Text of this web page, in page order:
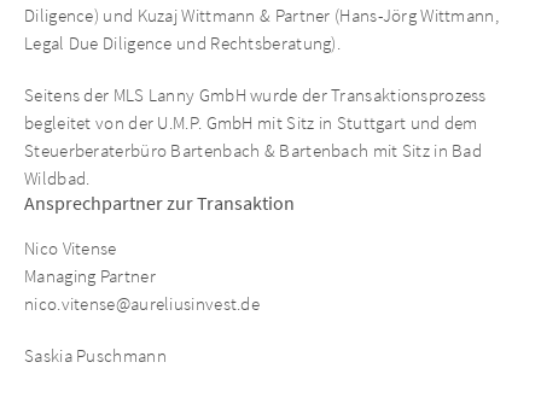
Diligence) und Kuzaj Wittmann & Partner (Hans-Jörg Wittmann,
Legal Due Diligence und Rechtsberatung).
Seitens der MLS Lanny GmbH wurde der Transaktionsprozess
begleitet von der U.M.P. GmbH mit Sitz in Stuttgart und dem
Steuerberaterbüro Bartenbach & Bartenbach mit Sitz in Bad
Wildbad.
Ansprechpartner zur Transaktion
Nico Vitense
Managing Partner
nico.vitense@aureliusinvest.de
Saskia Puschmann